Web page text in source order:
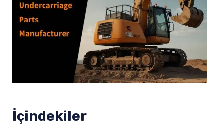
İçindekiler